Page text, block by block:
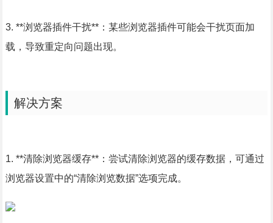
3. **浏览器插件干扰**：某些浏览器插件可能会干扰页面加
载，导致重定向问题出现。
解决方案
1. **清除浏览器缓存**：尝试清除浏览器的缓存数据，可通过
浏览器设置中的“清除浏览数据”选项完成。